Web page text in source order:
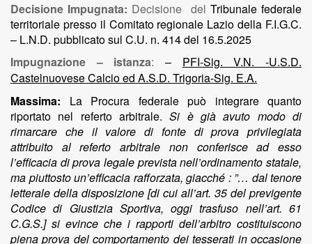
Decisione Impugnata: Decisione del Tribunale federale
territoriale presso il Comitato regionale Lazio della F.I.G.C.
– L.N.D. pubblicato sul C.U. n. 414 del 16.5.2025
Impugnazione – istanza:– PFI-Sig. V.N. -U.S.D.
Castelnuovese Calcio ed A.S.D. Trigoria-Sig. E.A.
Massima: La Procura federale può integrare quanto
riportato nel referto arbitrale.Si è già avuto modo di
rimarcare che il valore di fonte di prova privilegiata
attribuito al referto arbitrale non conferisce ad esso
l’efficacia di prova legale prevista nell’ordinamento statale,
ma piuttosto un’efficacia rafforzata, giacché : ”… dal tenore
letterale della disposizione [di cui all’art. 35 del previgente
Codice di Giustizia Sportiva, oggi trasfuso nell’art. 61
C.G.S.] si evince che i rapporti dell’arbitro costituiscono
piena prova del comportamento dei tesserati in occasione